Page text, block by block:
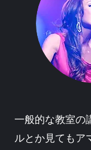
一般的な教室の
ルとか見てもア